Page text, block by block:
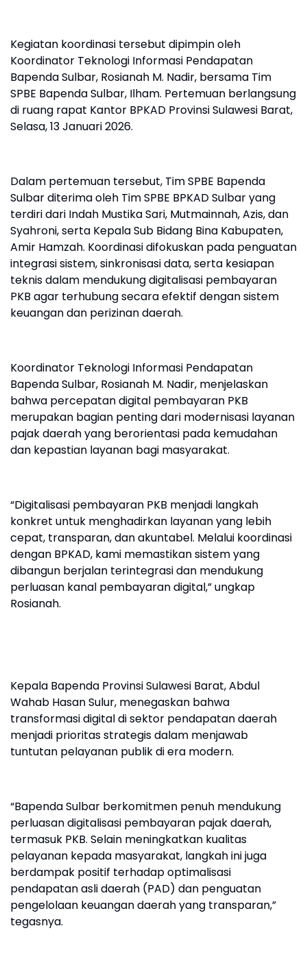
Kegiatan koordinasi tersebut dipimpin oleh
Koordinator Teknologi Informasi Pendapatan
Bapenda Sulbar, Rosianah M. Nadir, bersama Tim
SPBE Bapenda Sulbar, Ilham. Pertemuan berlangsung
di ruang rapat Kantor BPKAD Provinsi Sulawesi Barat,
Selasa, 13 Januari 2026.
Dalam pertemuan tersebut, Tim SPBE Bapenda
Sulbar diterima oleh Tim SPBE BPKAD Sulbar yang
terdiri dari Indah Mustika Sari, Mutmainnah, Azis, dan
Syahroni, serta Kepala Sub Bidang Bina Kabupaten,
Amir Hamzah. Koordinasi difokuskan pada penguatan
integrasi sistem, sinkronisasi data, serta kesiapan
teknis dalam mendukung digitalisasi pembayaran
PKB agar terhubung secara efektif dengan sistem
keuangan dan perizinan daerah.
Koordinator Teknologi Informasi Pendapatan
Bapenda Sulbar, Rosianah M. Nadir, menjelaskan
bahwa percepatan digital pembayaran PKB
merupakan bagian penting dari modernisasi layanan
pajak daerah yang berorientasi pada kemudahan
dan kepastian layanan bagi masyarakat.
“Digitalisasi pembayaran PKB menjadi langkah
konkret untuk menghadirkan layanan yang lebih
cepat, transparan, dan akuntabel. Melalui koordinasi
dengan BPKAD, kami memastikan sistem yang
dibangun berjalan terintegrasi dan mendukung
perluasan kanal pembayaran digital,” ungkap
Rosianah.
Kepala Bapenda Provinsi Sulawesi Barat, Abdul
Wahab Hasan Sulur, menegaskan bahwa
transformasi digital di sektor pendapatan daerah
menjadi prioritas strategis dalam menjawab
tuntutan pelayanan publik di era modern.
“Bapenda Sulbar berkomitmen penuh mendukung
perluasan digitalisasi pembayaran pajak daerah,
termasuk PKB. Selain meningkatkan kualitas
pelayanan kepada masyarakat, langkah ini juga
berdampak positif terhadap optimalisasi
pendapatan asli daerah (PAD) dan penguatan
pengelolaan keuangan daerah yang transparan,”
tegasnya.